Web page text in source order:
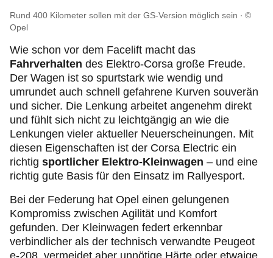
Rund 400 Kilometer sollen mit der GS-Version möglich sein
©
Opel
Wie schon vor dem Facelift macht das
Fahrverhalten des Elektro-Corsa große Freude.
Der Wagen ist so spurtstark wie wendig und
umrundet auch schnell gefahrene Kurven souverän
und sicher. Die Lenkung arbeitet angenehm direkt
und fühlt sich nicht zu leichtgängig an wie die
Lenkungen vieler aktueller Neuerscheinungen. Mit
diesen Eigenschaften ist der Corsa Electric ein
richtig sportlicher Elektro-Kleinwagen – und eine
richtig gute Basis für den Einsatz im Rallyesport.
Bei der Federung hat Opel einen gelungenen
Kompromiss zwischen Agilität und Komfort
gefunden. Der Kleinwagen federt erkennbar
verbindlicher als der technisch verwandte Peugeot
e-208, vermeidet aber unnötige Härte oder etwaige